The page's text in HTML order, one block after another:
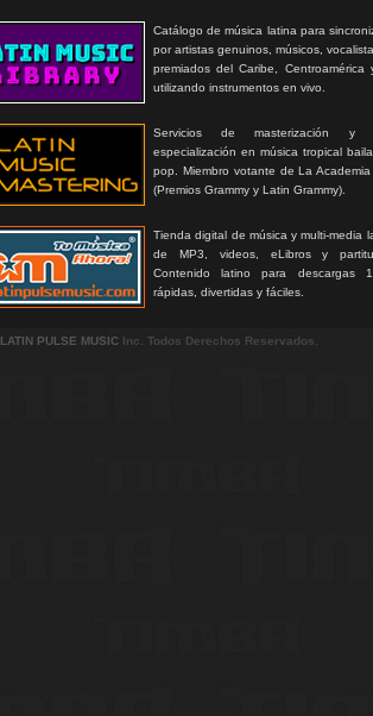
Catálogo de música latina para
por artistas genuinos, músicos,
premiados del Caribe, Centroamérica
utilizando instrumentos en vivo.
Servicios de masterización y
especialización en música tropical
pop. Miembro votante de La
(Premios Grammy y Latin Grammy).
Tienda digital de música y multi-media
de MP3, videos, eLibros y
Contenido latino para descargas
rápidas, divertidas y fáciles.
LATIN PULSE MUSIC Inc. Todos Derechos Reservados.